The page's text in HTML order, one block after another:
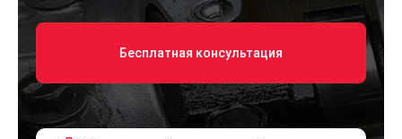
Бесплатная консультация